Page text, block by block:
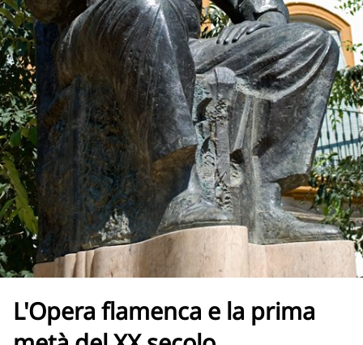
L'Opera flamenca e la prima